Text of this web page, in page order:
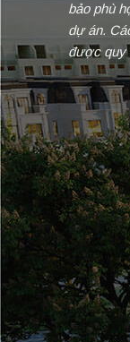
bảo phù
dự án.
được quy